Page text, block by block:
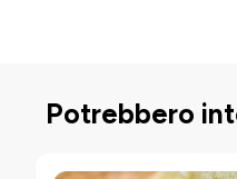
Potrebbero